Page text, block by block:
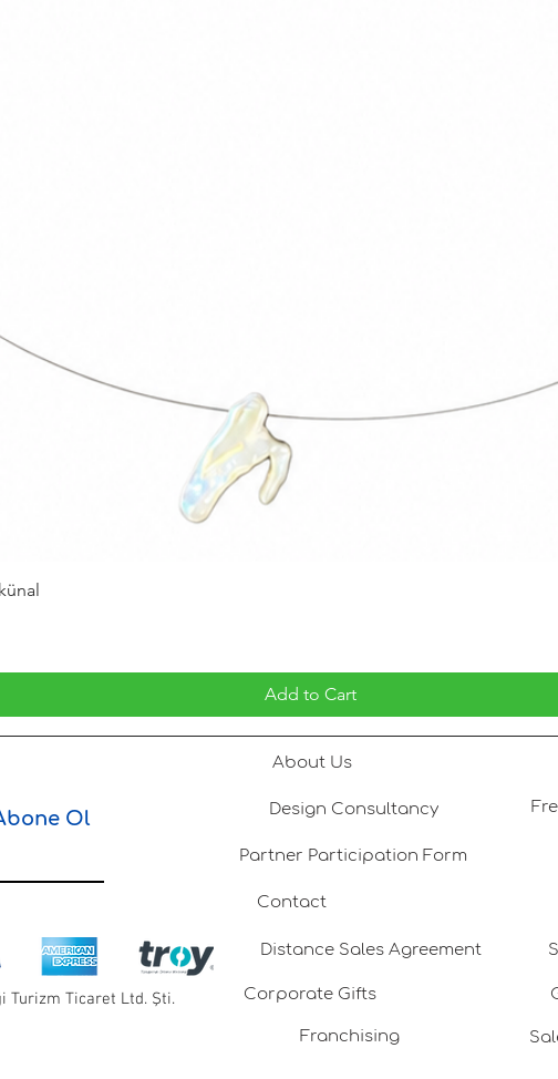
Add to Cart
Ol
Turizm Ticaret Ltd. Şti.
Design Consultancy
About Us
Partner Participation Form
Contact
Distance Sales Agreement
Corporate Gifts
Franchising